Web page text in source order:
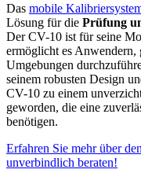
Das mobile
Lösung für die Prüfung
Der CV-10 ist für seine
ermöglicht es Anwendern,
Umgebungen
seinem robusten Design
CV-10 zu einem
geworden, die eine
benötigen.
Erfahren Sie mehr über
unverbindlich beraten!